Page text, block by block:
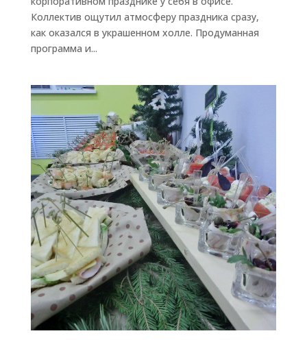
Коллектив ощутил атмосферу праздника сразу,
как оказался в украшенном холле. Продуманная
программа и...